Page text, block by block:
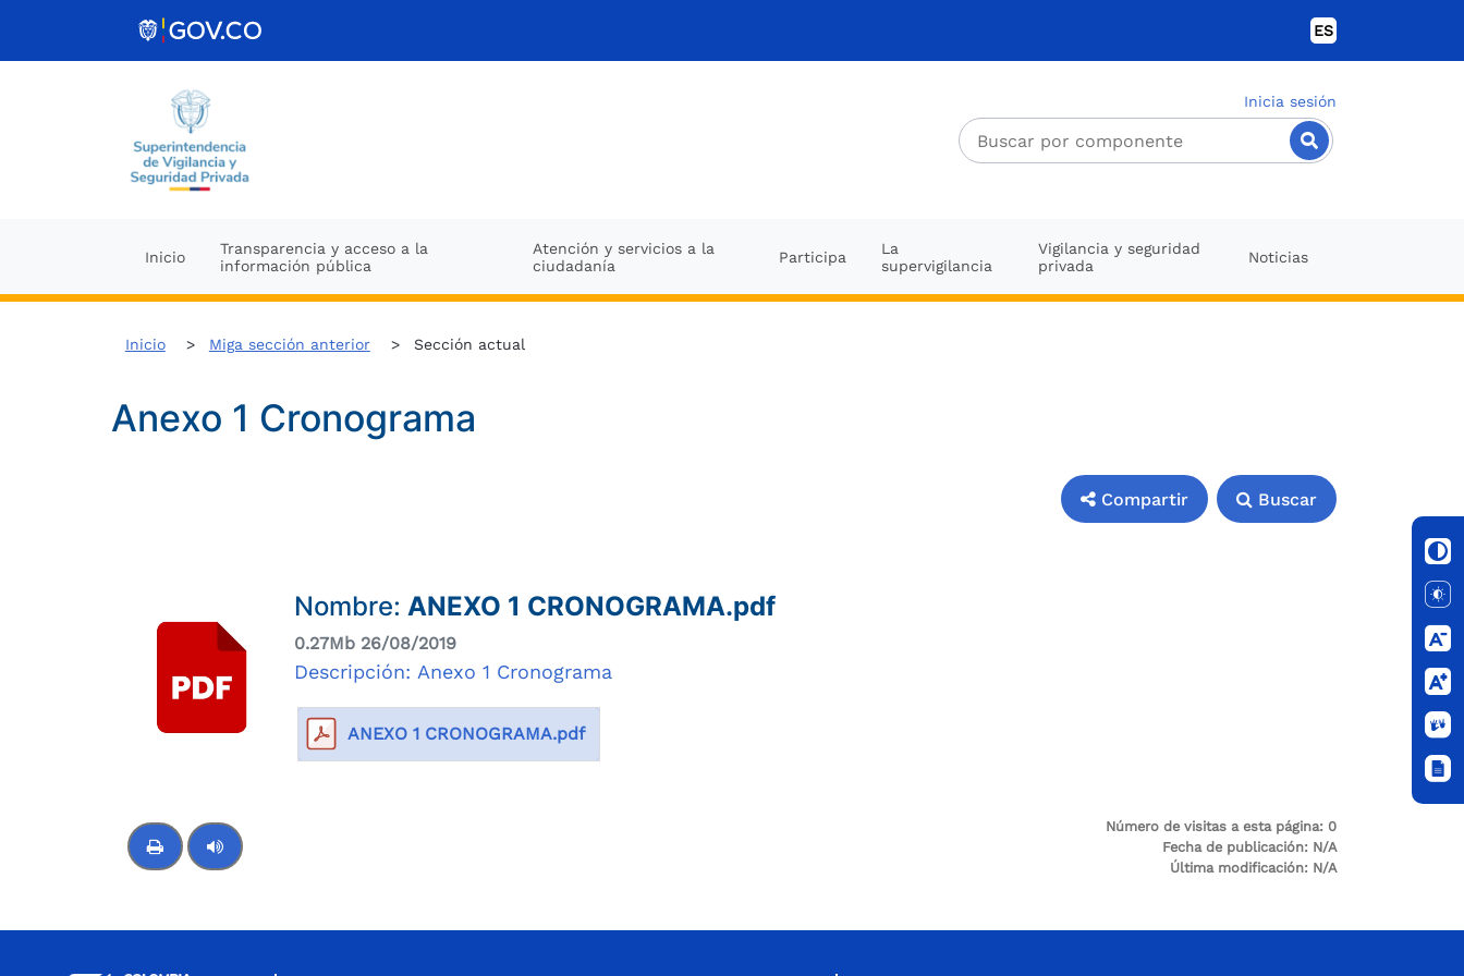
ES
Inicia sesión
Inicio
Transparencia y acceso a la
información pública
Atención y servicios a la
ciudadanía
Participa
La
supervigilancia
Vigilancia y seguridad
privada
Noticias
Inicio Miga sección anterior Sección actual
Anexo 1 Cronograma
Compartir Buscar
Nombre: ANEXO 1 CRONOGRAMA.pdf
0.27Mb 26/08/2019
Descripción: Anexo 1 Cronograma
ANEXO 1 CRONOGRAMA.pdf
Número de visitas a esta página: 0
Fecha de publicación: N/A
Última modificación: N/A